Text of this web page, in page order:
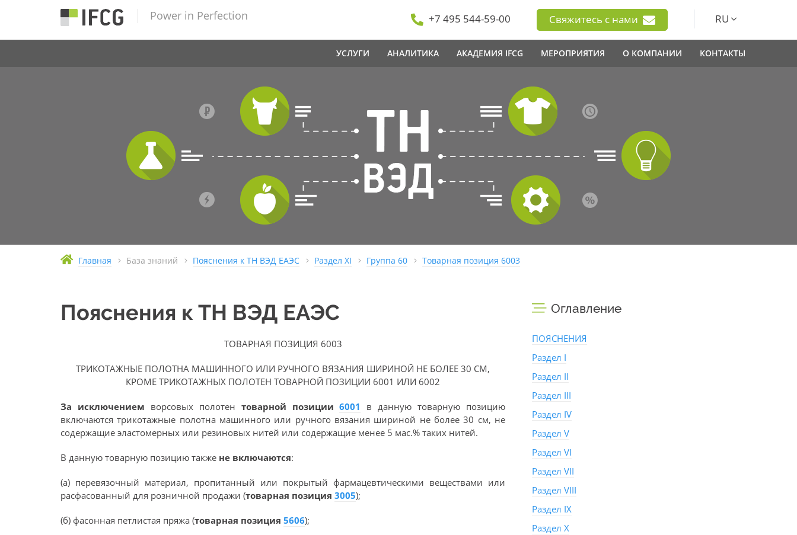
Power in Perfection +7 495 544-59-00 Свяжитесь с нами RU
УСЛУГИ АНАЛИТИКА АКАДЕМИЯ IFCG МЕРОПРИЯТИЯ О КОМПАНИИ КОНТАКТЫ
Главная База знаний Пояснения к ТН ВЭД ЕАЭС Раздел XI Группа 60 Товарная позиция 6003
Пояснения к ТН ВЭД ЕАЭС
ТОВАРНАЯ ПОЗИЦИЯ 6003
ТРИКОТАЖНЫЕ ПОЛОТНА МАШИННОГО ИЛИ РУЧНОГО ВЯЗАНИЯ ШИРИНОЙ НЕ БОЛЕЕ 30 СМ,
КРОМЕ ТРИКОТАЖНЫХ ПОЛОТЕН ТОВАРНОЙ ПОЗИЦИИ 6001 ИЛИ 6002
За исключением ворсовых полотен товарной позиции6001
в данную товарную позицию
включаются трикотажные полотна машинного или ручного вязания шириной не более 30 см, не
содержащие эластомерных или резиновых нитей или содержащие менее 5 мас.% таких нитей.
В данную товарную позицию также не включаются:
(а) перевязочный материал, пропитанный или покрытый фармацевтическими веществами или
расфасованный для розничной продажи (товарная позиция 3005);
(б) фасонная петлистая пряжа (товарная позиция 5606);
Оглавление
ПОЯСНЕНИЯ
Раздел I
Раздел II
Раздел III
Раздел IV
Раздел V
Раздел VI
Раздел VII
Раздел VIII
Раздел IX
Раздел X